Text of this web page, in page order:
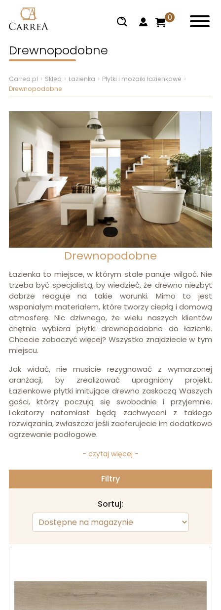
0
Drewnopodobne
Carrea.pl Sklep Łazienka
Płytki i mozaiki łazienkowe
Drewnopodobne
Drewnopodobne
Łazienka to miejsce, w którym stale panuje wilgoć. Nie
trzeba być specjalistą, by wiedzieć, że drewno niezbyt
dobrze reaguje na takie warunki. Mimo to jest
wspaniałym materiałem, które tworzy ciepłą i domową
atmosferę. Nic dziwnego, że wielu naszych klientów
chętnie wybiera płytki drewnopodobne do łazienki.
Chcecie zobaczyć więcej? Wszystko znajdziecie w tym
miejscu.
Jak widać, nie musicie rezygnować z wymarzonej
aranżacji, by zrealizować upragniony projekt.
Łazienkowe płytki imitujące drewno zaskoczą Waszych
gości, którzy poczują się swobodnie i przyjemnie.
Lokatorzy natomiast będą zachwyceni z takiego
rozwiązania, zwłaszcza jeśli zaoferujecie im dodatkowo
ogrzewanie podłogowe.
- czytaj więcej -
Filtry
Sortuj: